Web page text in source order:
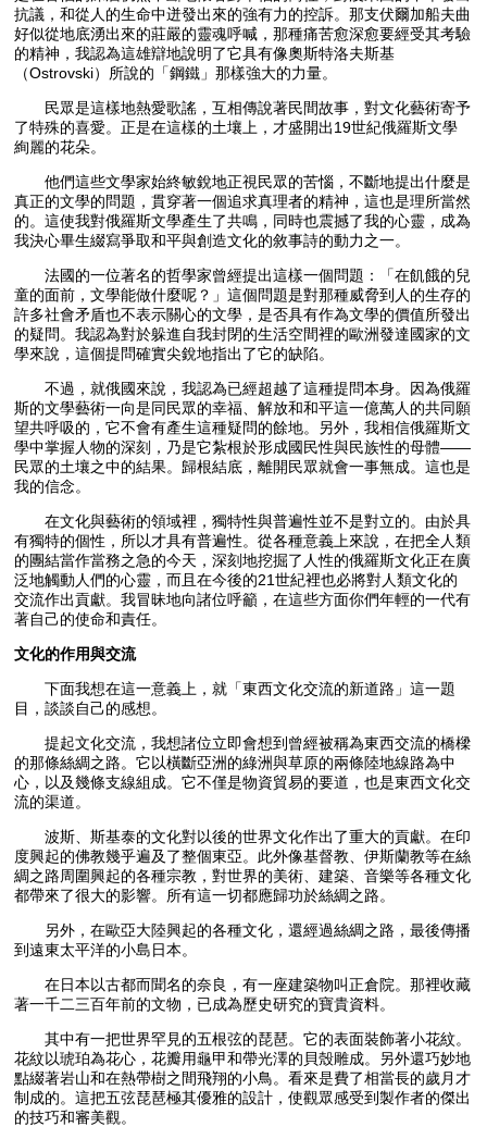
抗議，和從人的生命中迸發出來的強有力的控訴。那支伏爾加船夫曲
好似從地底湧出來的莊嚴的靈魂呼喊，那種痛苦愈深愈要經受其考驗
的精神，我認為這雄辯地說明了它具有像奧斯特洛夫斯基
（Ostrovski）所說的「鋼鐵」那樣強大的力量。
民眾是這樣地熱愛歌謠，互相傳說著民間故事，對文化藝術寄予
了特殊的喜愛。正是在這樣的土壤上，才盛開出19世紀俄羅斯文學
絢麗的花朵。
他們這些文學家始終敏銳地正視民眾的苦惱，不斷地提出什麼是
真正的文學的問題，貫穿著一個追求真理者的精神，這也是理所當然
的。這使我對俄羅斯文學產生了共鳴，同時也震撼了我的心靈，成為
我決心畢生綴寫爭取和平與創造文化的敘事詩的動力之一。
法國的一位著名的哲學家曾經提出這樣一個問題：「在飢餓的兒
童的面前，文學能做什麼呢？」這個問題是對那種威脅到人的生存的
許多社會矛盾也不表示關心的文學，是否具有作為文學的價值所發出
的疑問。我認為對於躲進自我封閉的生活空間裡的歐洲發達國家的文
學來說，這個提問確實尖銳地指出了它的缺陷。
不過，就俄國來說，我認為已經超越了這種提問本身。因為俄羅
斯的文學藝術一向是同民眾的幸福、解放和和平這一億萬人的共同願
望共呼吸的，它不會有產生這種疑問的餘地。另外，我相信俄羅斯文
學中掌握人物的深刻，乃是它紮根於形成國民性與民族性的母體——
民眾的土壤之中的結果。歸根結底，離開民眾就會一事無成。這也是
我的信念。
在文化與藝術的領域裡，獨特性與普遍性並不是對立的。由於具
有獨特的個性，所以才具有普遍性。從各種意義上來說，在把全人類
的團結當作當務之急的今天，深刻地挖掘了人性的俄羅斯文化正在廣
泛地觸動人們的心靈，而且在今後的21世紀裡也必將對人類文化的
交流作出貢獻。我冒昧地向諸位呼籲，在這些方面你們年輕的一代有
著自己的使命和責任。
文化的作用與交流
下面我想在這一意義上，就「東西文化交流的新道路」這一題
目，談談自己的感想。
提起文化交流，我想諸位立即會想到曾經被稱為東西交流的橋樑
的那條絲綢之路。它以橫斷亞洲的綠洲與草原的兩條陸地線路為中
心，以及幾條支線組成。它不僅是物資貿易的要道，也是東西文化交
流的渠道。
波斯、斯基泰的文化對以後的世界文化作出了重大的貢獻。在印
度興起的佛教幾乎遍及了整個東亞。此外像基督教、伊斯蘭教等在絲
綢之路周圍興起的各種宗教，對世界的美術、建築、音樂等各種文化
都帶來了很大的影響。所有這一切都應歸功於絲綢之路。
另外，在歐亞大陸興起的各種文化，還經過絲綢之路，最後傳播
到遠東太平洋的小島日本。
在日本以古都而聞名的奈良，有一座建築物叫正倉院。那裡收藏
著一千二三百年前的文物，已成為歷史研究的寶貴資料。
其中有一把世界罕見的五根弦的琵琶。它的表面裝飾著小花紋。
花紋以琥珀為花心，花瓣用龜甲和帶光澤的貝殼雕成。另外還巧妙地
點綴著岩山和在熱帶樹之間飛翔的小鳥。看來是費了相當長的歲月才
制成的。這把五弦琵琶極其優雅的設計，使觀眾感受到製作者的傑出
的技巧和審美觀。